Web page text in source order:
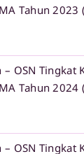
Tahun 2023
– OSN Tingkat
Tahun 2024
– OSN Tingkat